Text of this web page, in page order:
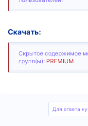
Скачать:
Скрытое содержимое
групп(ы): PREMIUM
Для ответа